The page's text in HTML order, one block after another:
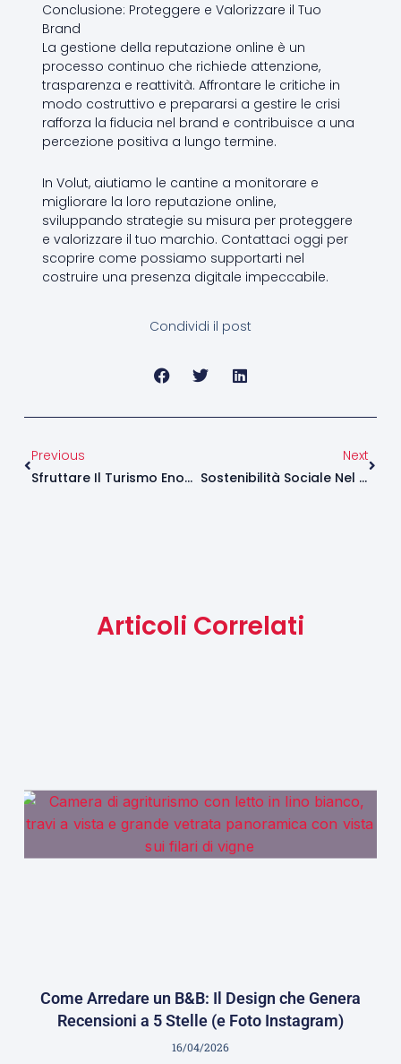
Conclusione: Proteggere e Valorizzare il Tuo
Brand
La gestione della reputazione online è un
processo continuo che richiede attenzione,
trasparenza e reattività. Affrontare le critiche in
modo costruttivo e prepararsi a gestire le crisi
rafforza la fiducia nel brand e contribuisce a una
percezione positiva a lungo termine.
In Volut, aiutiamo le cantine a monitorare e
migliorare la loro reputazione online,
sviluppando strategie su misura per proteggere
e valorizzare il tuo marchio. Contattaci oggi per
scoprire come possiamo supportarti nel
costruire una presenza digitale impeccabile.
Condividi il post
Previous
Sfruttare Il Turismo Enogastronomico: Collaborazioni Tra Cantine E Settore Horeca
Next
Sostenibilità Sociale Nel Vino: Comunicare L’Impegno Verso La Comunità E I Dipendenti
Articoli Correlati
Come Arredare un B&B: Il Design che Genera
Recensioni a 5 Stelle (e Foto Instagram)
16/04/2026